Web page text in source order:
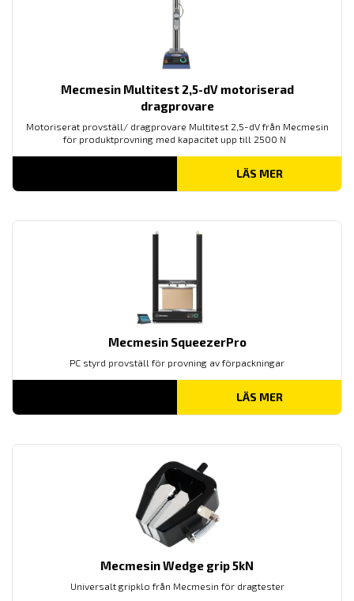
Mecmesin Multitest 2,5-dV motoriserad
dragprovare
Motoriserat provställ/ dragprovare Multitest 2,5-dV från Mecmesin
för produktprovning med kapacitet upp till 2500 N
LÄS MER
Mecmesin SqueezerPro
PC styrd provställ för provning av förpackningar
LÄS MER
Mecmesin Wedge grip 5kN
Universalt gripklo från Mecmesin för dragtester